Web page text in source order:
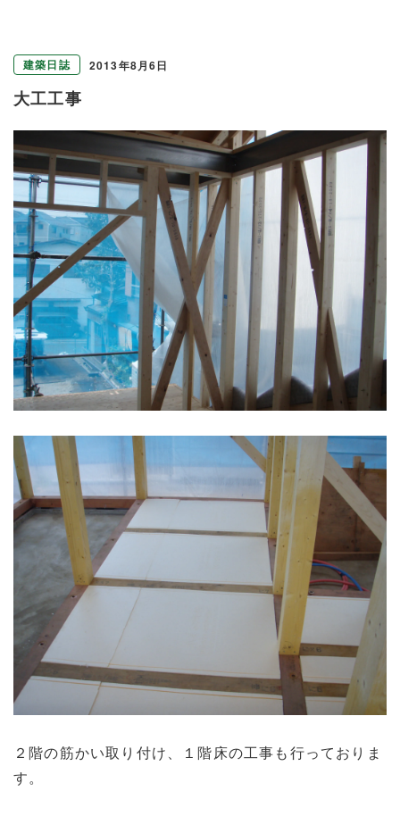
建築日誌 2013年8月6日
大工工事
２階の筋かい取り付け、１階床の工事も行っておりま
す。